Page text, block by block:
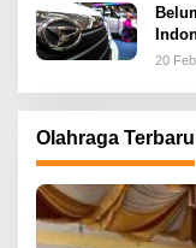
20
Olahraga Terbaru